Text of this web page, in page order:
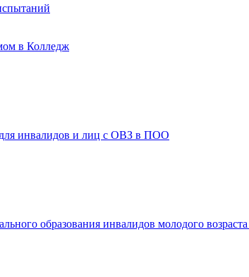
в Колледж
для инвалидов и лиц с ОВЗ в ПОО
образования инвалидов молодого